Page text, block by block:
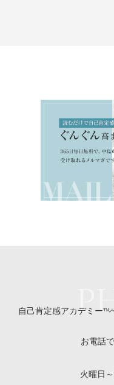
自己肯定感アカデミー™
お電話
火曜日